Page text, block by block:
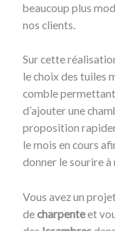
beaucoup plus
nos clients.
Sur cette
le choix des tuiles
comble
d’ajouter une
proposition
le mois en cours
donner le sourire à
Vous avez un
decharpenteet